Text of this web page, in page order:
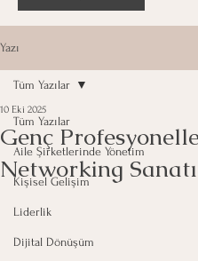
Yazı
Tüm Yazılar
Aile Şirketlerinde Yönetim
Kişisel Gelişim
Liderlik
Dijital Dönüşüm
Tüm Yazılar
Genç
Networking Sanatı
10 Eki 2025